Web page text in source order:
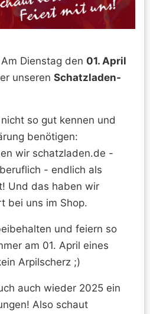
Dienstag den 01. April
unseren Schatzladen-
so gut kennen und
benötigen:
wir schatzladen.de -
- endlich als
Und das haben wir
bei uns im Shop.
und feiern so
am 01. April eines
Arpilscherz ;)
auch wieder 2025 ein
Also schaut